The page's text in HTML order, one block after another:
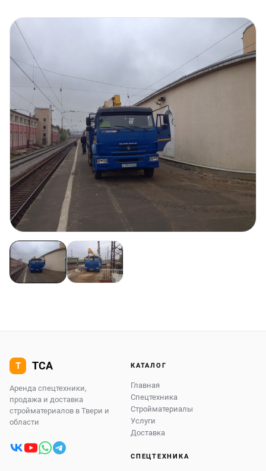
Аренда спецтехники,
продажа и доставка
стройматериалов в Твери и
области
КАТАЛОГ
Главная
Спецтехника
Стройматериалы
Услуги
Доставка
СПЕЦТЕХНИКА